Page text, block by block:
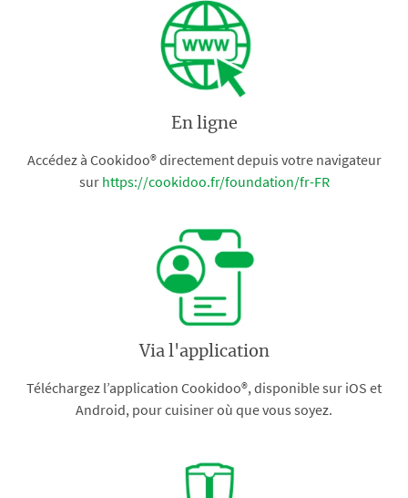
En ligne
Accédez à Cookidoo® directement depuis votre navigateur
sur https://cookidoo.fr/foundation/fr-FR
Via l'application
Téléchargez l’application Cookidoo®, disponible sur iOS et
Android, pour cuisiner où que vous soyez.